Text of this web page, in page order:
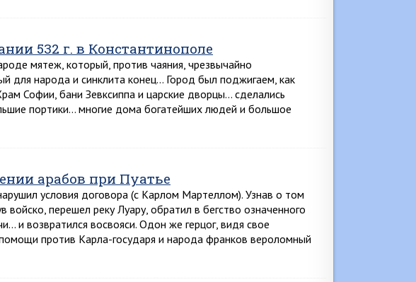
532 г. в Константинополе
мятеж, который, против чаяния, чрезвычайно
для народа и синклита конец… Город был поджигаем, как
Софии, бани Зевксиппа и царские дворцы… сделались
портики… многие дома богатейших людей и большое
арабов при Пуатье
условия договора (с Карлом Мартеллом). Узнав о том
войско, перешел реку Луару, обратил в бегство означенного
и возвратился восвояси. Одон же герцог, видя свое
против Карла-государя и народа франков вероломный